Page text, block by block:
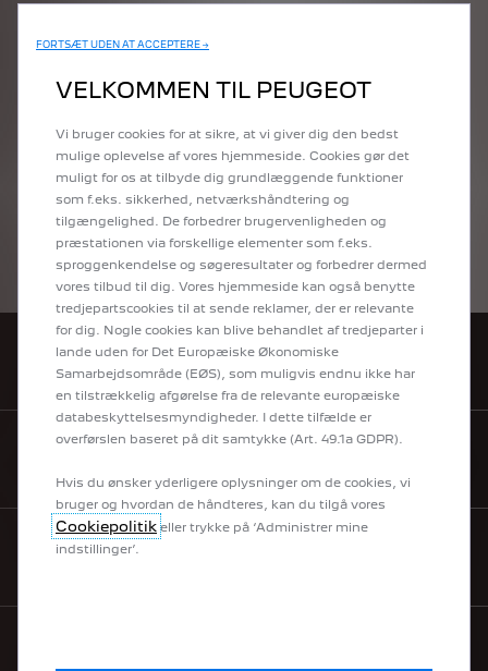
NY EXPERT & E-EXPERT
NY E-BOXER & BOXER
BOOK PRØVETUR
FORTSÆT UDEN AT ACCEPTERE →
VELKOMMEN TIL PEUGEOT
Vi bruger cookies for at sikre, at vi giver dig den bedst
mulige oplevelse af vores hjemmeside. Cookies gør det
muligt for os at tilbyde dig grundlæggende funktioner
som f.eks. sikkerhed, netværkshåndtering og
tilgængelighed. De forbedrer brugervenligheden og
præstationen via forskellige elementer som f.eks.
sproggenkendelse og søgeresultater og forbedrer dermed
vores tilbud til dig. Vores hjemmeside kan også benytte
tredjepartscookies til at sende reklamer, der er relevante
for dig. Nogle cookies kan blive behandlet af tredjeparter i
lande uden for Det Europæiske Økonomiske
Samarbejdsområde (EØS), som muligvis endnu ikke har
en tilstrækkelig afgørelse fra de relevante europæiske
databeskyttelsesmyndigheder. I dette tilfælde er
overførslen baseret på dit samtykke (Art. 49.1a GDPR).
Hvis du ønsker yderligere oplysninger om de cookies, vi
bruger og hvordan de håndteres, kan du tilgå vores
Cookiepolitik eller trykke på ‘Administrer mine
indstillinger’.